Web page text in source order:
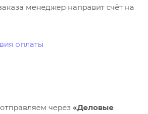
менеджер направит счёт на
оплаты
через «Деловые